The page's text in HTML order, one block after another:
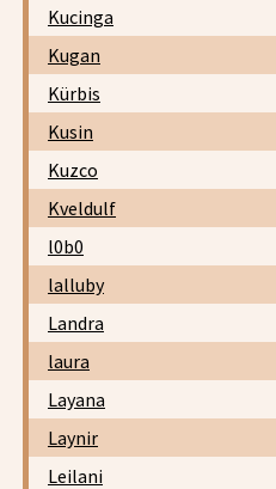
Kucinga
Kugan
Kürbis
Kusin
Kuzco
Kveldulf
l0b0
lalluby
Landra
laura
Layana
Laynir
Leilani